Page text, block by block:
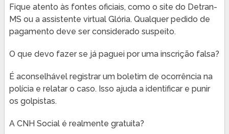
Fique atento às fontes oficiais, como o site do Detran-
MS ou a assistente virtual Glória. Qualquer pedido de
pagamento deve ser considerado suspeito.
O que devo fazer se já paguei por uma inscrição falsa?
É aconselhável registrar um boletim de ocorrência na
polícia e relatar o caso. Isso ajuda a identificar e punir
os golpistas.
A CNH Social é realmente gratuita?